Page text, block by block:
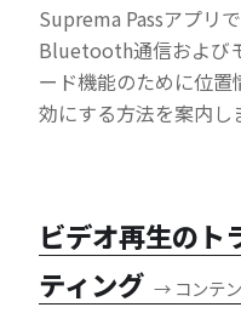
Suprema Passアプリ
Bluetooth通信および
ード機能のために位置
効にする方法を案内し
ビデオ再生のト
ティング → コンテ